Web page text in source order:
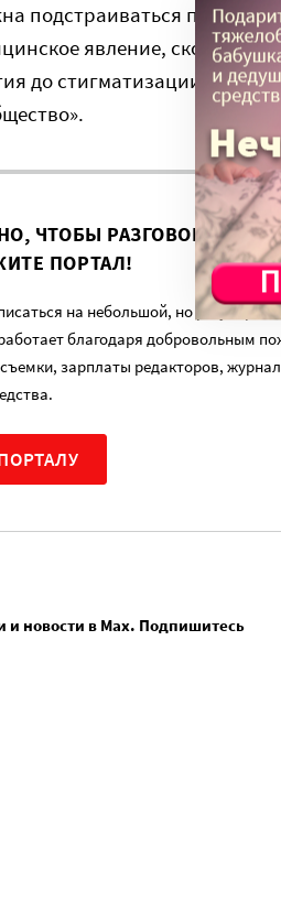
подстраиваться под него,
явление, сколько
до стигматизации, а надо
ЧТОБЫ РАЗГОВОР НА
ПОРТАЛ!
на небольшой, но
благодаря добровольным
зарплаты редакторов,
и новости в Max. Подпишитесь